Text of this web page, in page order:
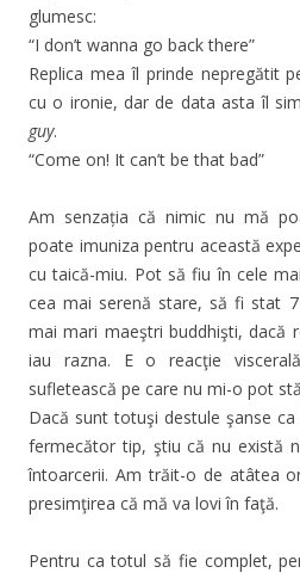
glumesc:
“I don’t wanna go back there”
Replica mea îl prinde nepregătit
cu o ironie, dar de data asta îl
guy.
“Come on! It can’t be that bad”
Am senzația că nimic nu mă
poate imuniza pentru această
cu taică-miu. Pot să fiu în cele
cea mai serenă stare, să fi stat
mai mari maeştri buddhişti, dacă
iau razna. E o reacţie
sufletească pe care nu mi-o pot
Dacă sunt totuşi destule şanse
fermecător tip, ştiu că nu există
întoarcerii. Am trăit-o de atâtea
presimţirea că mă va lovi în faţă.
Pentru ca totul să fie complet,